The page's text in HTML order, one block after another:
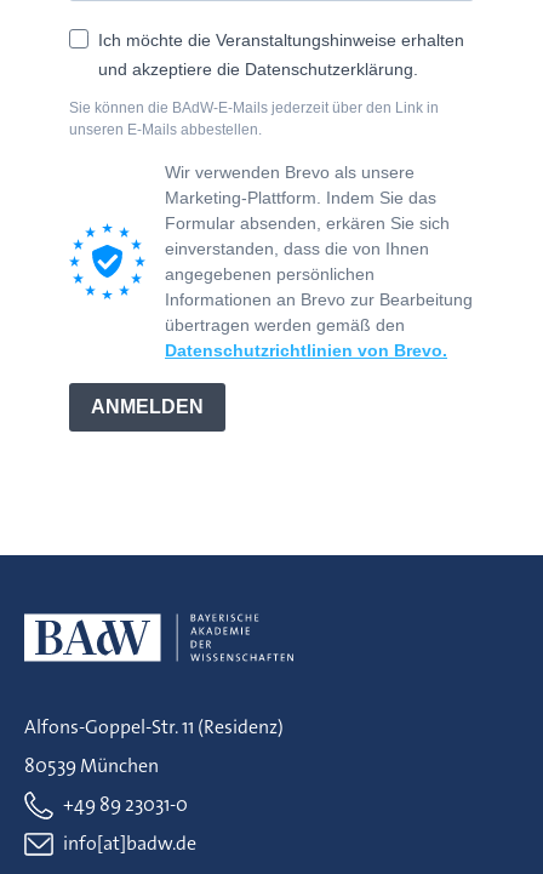
Ich möchte die Veranstaltungshinweise erhalten
und akzeptiere die Datenschutzerklärung.
Sie können die BAdW-E-Mails jederzeit über den Link in
unseren E-Mails abbestellen.
Wir verwenden Brevo als unsere
Marketing-Plattform. Indem Sie das
Formular absenden, erkären Sie sich
einverstanden, dass die von Ihnen
angegebenen persönlichen
Informationen an Brevo zur Bearbeitung
übertragen werden gemäß den
Datenschutzrichtlinien von Brevo.
ANMELDEN
Alfons-Goppel-Str. 11 (Residenz)
80539 München
+49 89 23031-0
info[at]badw.de